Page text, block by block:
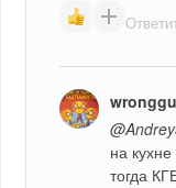
на
тогда